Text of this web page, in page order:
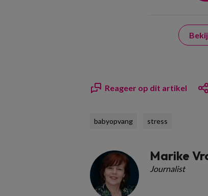
Reageer op dit artikel
babyopvang stress
Marike
Journalist